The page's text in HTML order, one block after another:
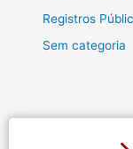
Registros
Sem categoria